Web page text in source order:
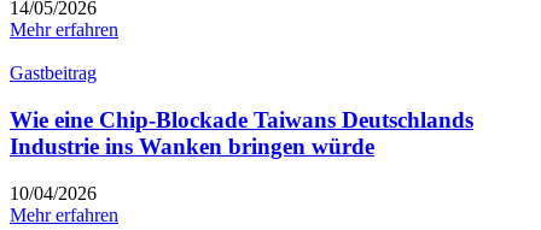
14/05/2026
Mehr erfahren
Gastbeitrag
Wie eine Chip-Blockade Taiwans Deutschlands
Industrie ins Wanken bringen würde
10/04/2026
Mehr erfahren